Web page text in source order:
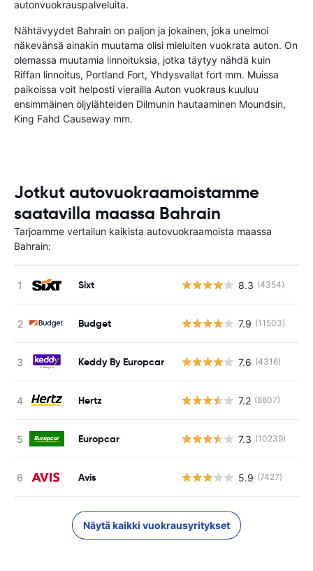
autonvuokrauspalveluita.
Nähtävyydet Bahrain on paljon ja jokainen, joka unelmoi
näkevänsä ainakin muutama olisi mieluiten vuokrata auton. On
olemassa muutamia linnoituksia, jotka täytyy nähdä kuin
Riffan linnoitus, Portland Fort, Yhdysvallat fort mm. Muissa
paikoissa voit helposti vierailla Auton vuokraus kuuluu
ensimmäinen öljylähteiden Dilmunin hautaaminen Moundsin,
King Fahd Causeway mm.
Jotkut autovuokraamoistamme
saatavilla maassa Bahrain
Tarjoamme vertailun kaikista autovuokraamoista maassa
Bahrain:
Sixt 8.3 (4354)
Budget 7.9 (11503)
Keddy By Europcar 7.6 (4316)
Hertz 7.2 (8807)
Europcar 7.3 (10239)
Avis 5.9 (7427)
Näytä kaikki vuokrausyritykset